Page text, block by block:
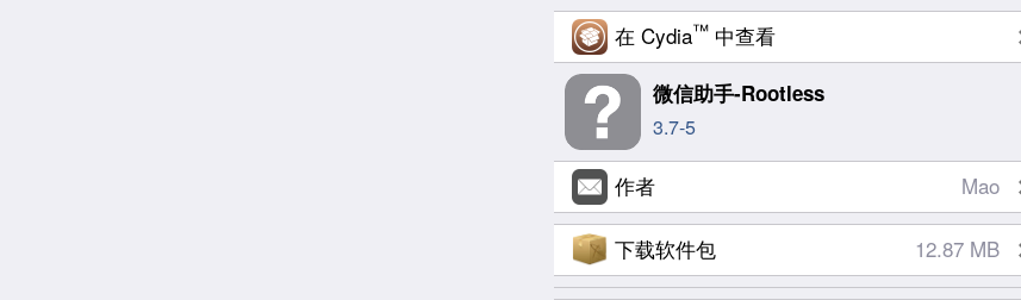
在 Cydia™ 中查看
微信助手-Rootless
3.7-5
作者 Mao
下载软件包 12.87 MB